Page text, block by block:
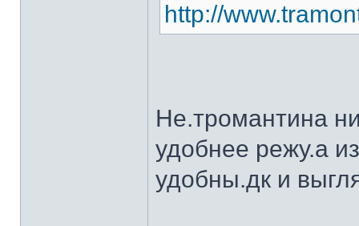
http://
Не.тромантина
удобнее режу.а
удобны.дк и